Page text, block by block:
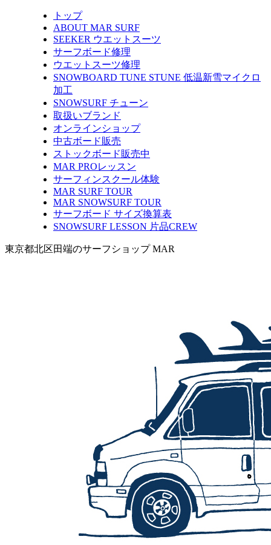
トップ
ABOUT MAR SURF
SEEKER ウエットスーツ
サーフボード修理
ウエットスーツ修理
SNOWBOARD TUNE STUNE 低温新雪マイクロ
加工
SNOWSURF チューン
取扱いブランド
オンラインショップ
中古ボード販売
ストックボード販売中
MAR PROレッスン
サーフィンスクール体験
MAR SURF TOUR
MAR SNOWSURF TOUR
サーフボード サイズ換算表
SNOWSURF LESSON 片品CREW
東京都北区田端のサーフショップ MAR